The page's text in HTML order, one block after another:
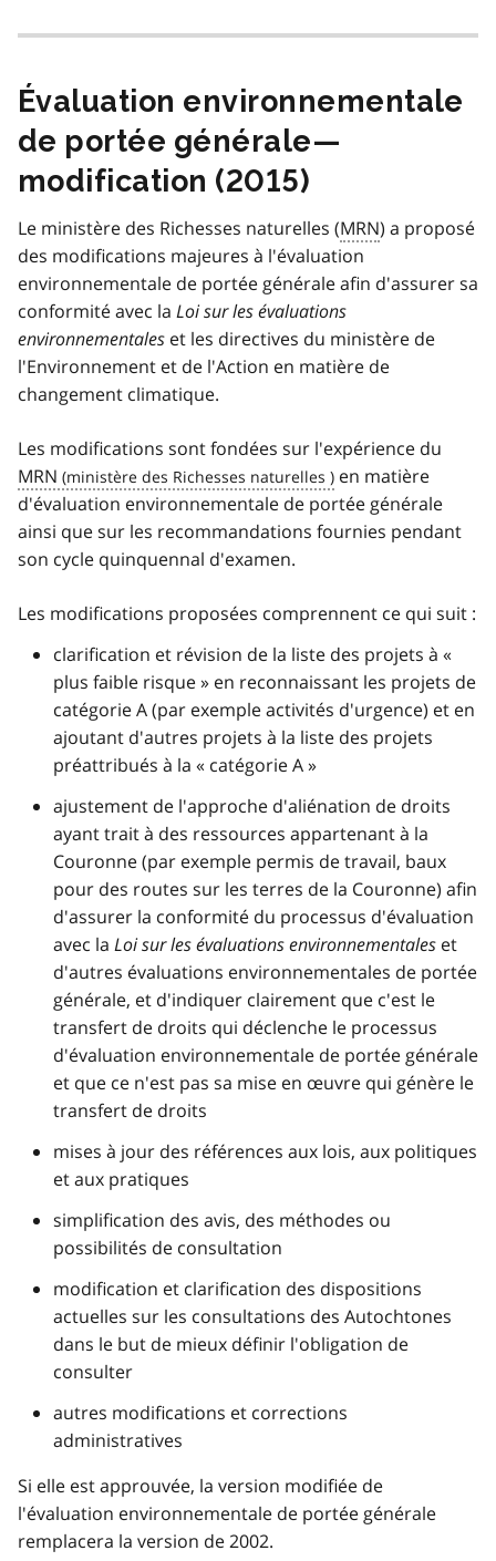
Évaluation environnementale
de portée générale—
modification (2015)
Le ministère des Richesses naturelles (MRN) a proposé
des modifications majeures à l'évaluation
environnementale de portée générale afin d'assurer sa
conformité avec la Loi sur les évaluations
environnementales et les directives du ministère de
l'Environnement et de l'Action en matière de
changement climatique.
Les modifications sont fondées sur l'expérience du
MRN
en matière
d'évaluation environnementale de portée générale
ainsi que sur les recommandations fournies pendant
son cycle quinquennal d'examen.
Les modifications proposées comprennent ce qui suit :
clarification et révision de la liste des projets à
plus faible risque
en reconnaissant les projets de
catégorie A (par exemple activités d'urgence) et en
ajoutant d'autres projets à la liste des projets
préattribués à la
catégorie A
ajustement de l'approche d'aliénation de droits
ayant trait à des ressources appartenant à la
Couronne (par exemple permis de travail, baux
pour des routes sur les terres de la Couronne) afin
d'assurer la conformité du processus d'évaluation
avec la Loi sur les évaluations environnementales et
d'autres évaluations environnementales de portée
générale, et d'indiquer clairement que c'est le
transfert de droits qui déclenche le processus
d'évaluation environnementale de portée générale
et que ce n'est pas sa mise en œuvre qui génère le
transfert de droits
mises à jour des références aux lois, aux politiques
et aux pratiques
simplification des avis, des méthodes ou
possibilités de consultation
modification et clarification des dispositions
actuelles sur les consultations des Autochtones
dans le but de mieux définir l'obligation de
consulter
autres modifications et corrections
administratives
Si elle est approuvée, la version modifiée de
l'évaluation environnementale de portée générale
remplacera la version de 2002.